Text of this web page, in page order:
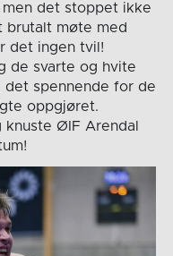
det stoppet ikke
brutalt møte med
det ingen tvil!
de svarte og hvite
det spennende for de
oppgjøret.
ØIF Arendal